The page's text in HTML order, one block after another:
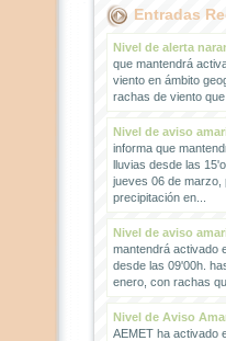
Entradas
Nivel de alerta
que mantendrá
viento en ámbito
rachas de viento que
Nivel de aviso
informa que
lluvias desde las
jueves 06 de marzo,
precipitación en...
Nivel de aviso
mantendrá activado
desde las 09'00h.
enero, con rachas
Nivel de Aviso
AEMET ha activado